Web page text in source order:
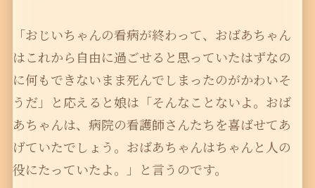
「おじいちゃんの看病が終わって、おばあちゃん
はこれから自由に過ごせると思っていたはずなの
に何もできないまま死んでしまったのがかわいそ
うだ」と応えると娘は「そんなことないよ。おば
あちゃんは、病院の看護師さんたちを喜ばせてあ
げていたでしょう。おばあちゃんはちゃんと人の
役にたっていたよ。」と言うのです。